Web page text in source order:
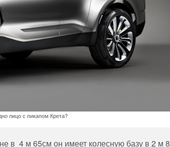
лицо с пикапом Крета?
в 4 м 65см он имеет колесную базу в 2 м